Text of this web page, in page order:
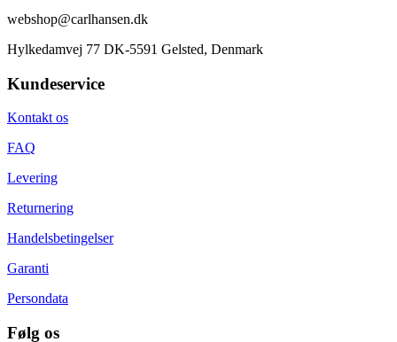
webshop@carlhansen.dk
Hylkedamvej 77 DK-5591 Gelsted, Denmark
Kundeservice
Kontakt os
FAQ
Levering
Returnering
Handelsbetingelser
Garanti
Persondata
Følg os